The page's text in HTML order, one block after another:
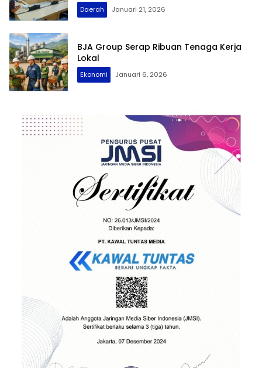
Daerah Januari 21, 2026
BJA Group Serap Ribuan Tenaga Kerja
Lokal
Ekonomi Januari 6, 2026